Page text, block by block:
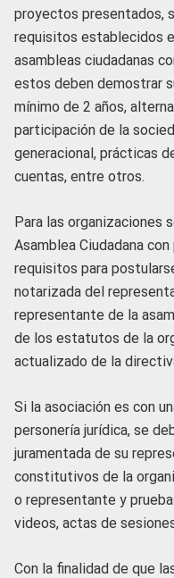
proyectos presentados,
requisitos establecidos
asambleas ciudadanas
estos deben demostrar
mínimo de 2 años,
participación de la
generacional, prácticas
cuentas, entre otros.
Para las organizaciones
Asamblea Ciudadana
requisitos para
notarizada del
representante de la
de los estatutos de la
actualizado de la
Si la asociación es con
personería jurídica, se
juramentada de su
constitutivos de la
o representante y
videos, actas de
Con la finalidad de que